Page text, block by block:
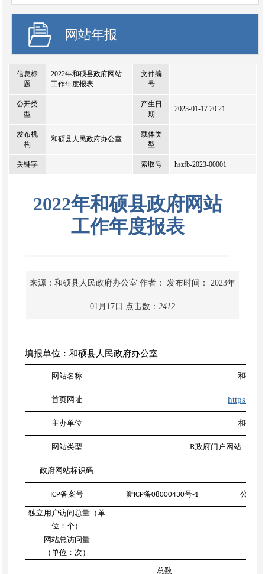
网站年报
信息标
题
2022年和硕县政府网站
工作年度报表
文件编
号
公开类
型
产生日
期
2023-01-17 20:21
发布机
构
和硕县人民政府办公室
载体类
型
关键字 索取号 hszfb-2023-00001
2022年和硕县政府网站
工作年度报表
来源：和硕县人民政府办公室 作者： 发布时间： 2023年
01月17日 点击数： 2412
填报单位：和硕县人民政府办公室
网站名称 和硕县
首页网址 https://
主办单位 和硕县
网站类型 R政府门户网站
政府网站标识码
ICP备案号 新ICP备08000430号-1 公安
独立用户访问总量（单
位：个）
网站总访问量
（单位：次）
总数